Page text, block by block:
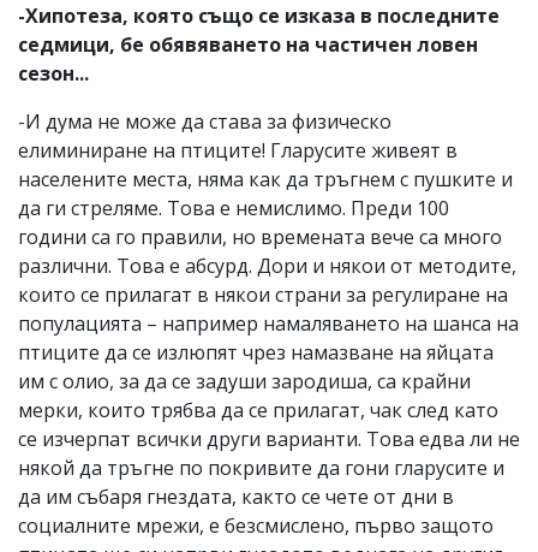
-Хипотеза, която също се изказа в последните
седмици, бе обявяването на частичен ловен
сезон...
-И дума не може да става за физическо
елиминиране на птиците! Гларусите живеят в
населените места, няма как да тръгнем с пушките и
да ги стреляме. Това е немислимо. Преди 100
години са го правили, но времената вече са много
различни. Това е абсурд. Дори и някои от методите,
които се прилагат в някои страни за регулиране на
популацията – например намаляването на шанса на
птиците да се излюпят чрез намазване на яйцата
им с олио, за да се задуши зародиша, са крайни
мерки, които трябва да се прилагат, чак след като
се изчерпат всички други варианти. Това едва ли не
някой да тръгне по покривите да гони гларусите и
да им събаря гнездата, както се чете от дни в
социалните мрежи, е безсмислено, първо защото